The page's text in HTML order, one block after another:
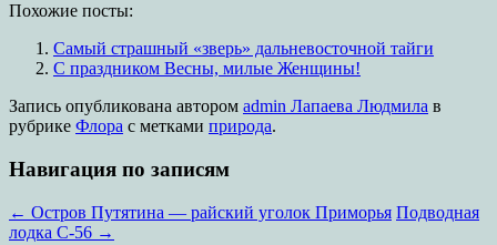
Похожие посты:
Самый страшный «зверь» дальневосточной тайги
С праздником Весны, милые Женщины!
Запись опубликована автором admin Лапаева Людмила в
рубрике Флора с метками природа.
Навигация по записям
← Остров Путятина — райский уголок Приморья Подводная
лодка С-56 →